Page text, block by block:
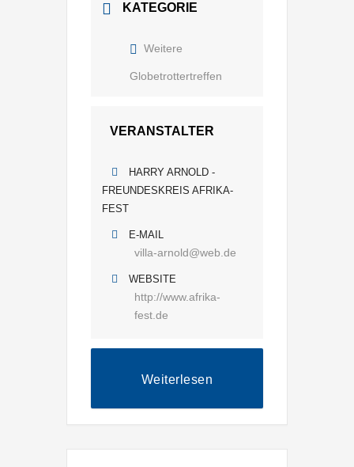
KATEGORIE
Weitere
Globetrottertreffen
VERANSTALTER
HARRY ARNOLD -
FREUNDESKREIS AFRIKA-
FEST
E-MAIL
villa-arnold@web.de
WEBSITE
http://www.afrika-
fest.de
Weiterlesen